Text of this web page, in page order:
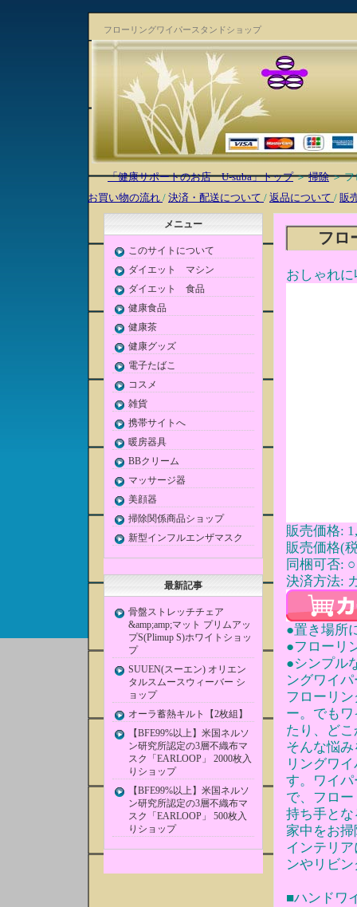
フローリングワイパースタンドショップ
「健康サポートのお店 U-suba」トップ＞掃除＞ フ
お買い物の流れ / 決済・配送について / 返品について / 販
フロ
おしゃれ
販売価格:
販売価格(
同梱可否: ○
決済方法:
●置き場所
●フローリ
●シンプル
ングワイ
フローリ
ー。でも
たり、ど
そんな悩
リングワ
す。ワイ
で、フロ
持ち手と
家中をお
インテリ
ンやリビ
■ハンドワ
メニュー
このサイトについて
ダイエット マシン
ダイエット 食品
健康食品
健康茶
健康グッズ
電子たばこ
コスメ
雑貨
携帯サイトへ
暖房器具
BBクリーム
マッサージ器
美顔器
掃除関係商品ショップ
新型インフルエンザマスク
最新記事
骨盤ストレッチチェア
&amp;amp;マット プリムアッ
プS(Plimup S)ホワイトショッ
プ
SUUEN(スーエン) オリエン
タルスムースウィーバー シ
ョップ
オーラ蓄熱キルト【2枚組】
【BFE99%以上】米国ネルソ
ン研究所認定の3層不織布マ
スク「EARLOOP」 2000枚入
りショップ
【BFE99%以上】米国ネルソ
ン研究所認定の3層不織布マ
スク「EARLOOP」 500枚入
りショップ